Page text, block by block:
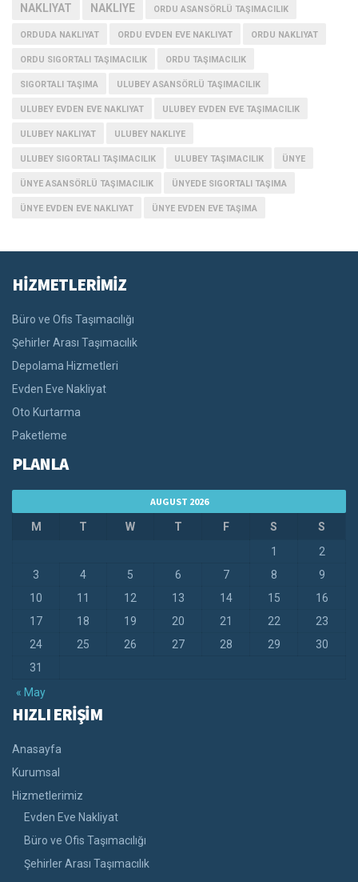
NAKLIYAT NAKLIYE ORDU ASANSÖRLÜ TAŞIMACILIK
ORDUDA NAKLIYAT ORDU EVDEN EVE NAKLIYAT ORDU NAKLIYAT
ORDU SIGORTALI TAŞIMACILIK ORDU TAŞIMACILIK
SIGORTALI TAŞIMA ULUBEY ASANSÖRLÜ TAŞIMACILIK
ULUBEY EVDEN EVE NAKLIYAT ULUBEY EVDEN EVE TAŞIMACILIK
ULUBEY NAKLIYAT ULUBEY NAKLIYE
ULUBEY SIGORTALI TAŞIMACILIK ULUBEY TAŞIMACILIK ÜNYE
ÜNYE ASANSÖRLÜ TAŞIMACILIK ÜNYEDE SIGORTALI TAŞIMA
ÜNYE EVDEN EVE NAKLIYAT ÜNYE EVDEN EVE TAŞIMA
HİZMETLERİMİZ
Büro ve Ofis Taşımacılığı
Şehirler Arası Taşımacılık
Depolama Hizmetleri
Evden Eve Nakliyat
Oto Kurtarma
Paketleme
PLANLA
AUGUST 2026
M T W T F S S
« May
1
2
3
4 5 6 7 8
9
10
11 12 13 14 15
16
17
18 19 20 21 22
23
24
25 26 27 28 29
30
31
HIZLI ERİŞİM
Anasayfa
Kurumsal
Hizmetlerimiz
Evden Eve Nakliyat
Büro ve Ofis Taşımacılığı
Şehirler Arası Taşımacılık